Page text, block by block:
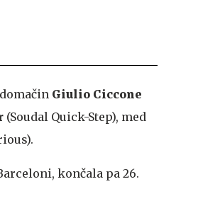
Giulio Ciccone
(Soudal Quick-Step), med
končala pa 26.